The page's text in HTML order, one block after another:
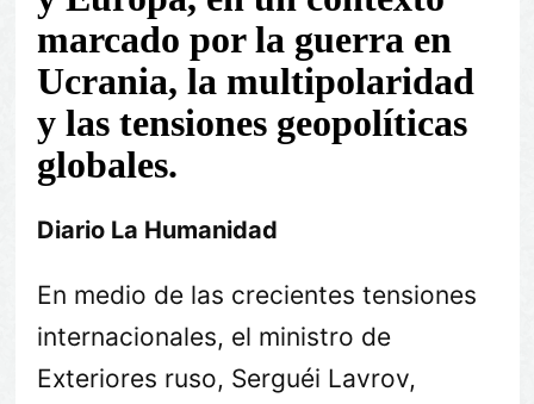
marcado por la guerra en
Ucrania, la multipolaridad
y las tensiones geopolíticas
globales.
Diario La Humanidad
En medio de las crecientes tensiones
internacionales, el ministro de
Exteriores ruso, Serguéi Lavrov,